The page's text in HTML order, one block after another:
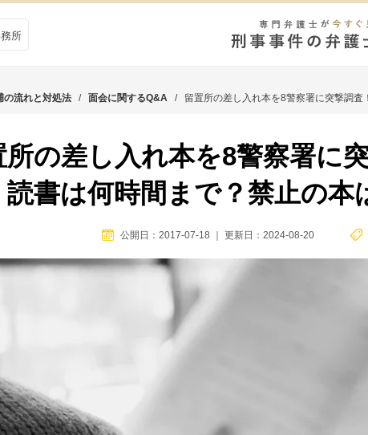
所
の流れと対処法 / 面会に関するQ&A / 留置所の差し入れ本を8警察署に突撃調査
所の差し入れ本を8警察署に
読書は何時間まで？禁止の本
公開日：2017-07-18 更新日：2024-08-20